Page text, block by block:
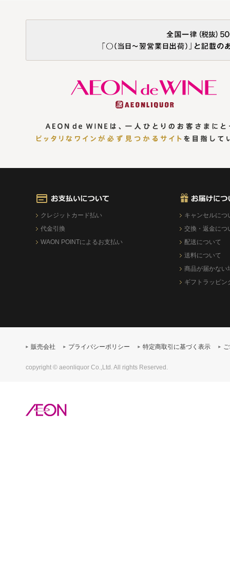
クレジットカード払い
代金引換
WAON POINTによるお支払い
キャンセルにつ
交換・返金につ
配送について
送料について
商品が届かない
ギフトラッピン
販売会社 プライバシーポリシー 特定商取引に基づく表示
copyright © aeonliquor Co.,Ltd. All rights Reserved.